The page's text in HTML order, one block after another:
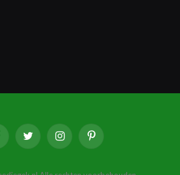
Twitter InstagramPinterest